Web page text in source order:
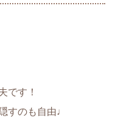
です！
すのも自由♩